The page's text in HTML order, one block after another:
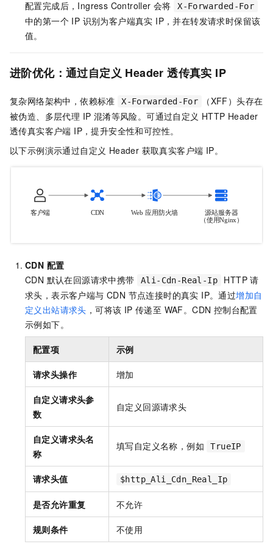
配置完成后，Ingress Controller 会将 X-Forwarded-For
中的第一个 IP 识别为客户端真实 IP，并在转发请求时保留该
值。
进阶优化：通过自定义 Header 透传真实 IP
复杂网络架构中，依赖标准 X-Forwarded-For
（XFF）头存在
被伪造、多层代理 IP 混淆等风险。可通过自定义 HTTP Header
透传真实客户端 IP，提升安全性和可控性。
以下示例演示通过自定义 Header 获取真实客户端 IP。
CDN 配置
CDN 默认在回源请求中携带
Ali-Cdn-Real-Ip
HTTP 请
求头，表示客户端与 CDN 节点连接时的真实 IP。通过增加自
定义出站请求头 ，可将该 IP 传递至 WAF。CDN 控制台配置
示例如下。
配置项 示例
请求头操作 增加
自定义请求头参
数
自定义回源请求头
自定义请求头名
称
填写自定义名称，例如 TrueIP
请求头值 $http_Ali_Cdn_Real_Ip
是否允许重复 不允许
规则条件 不使用